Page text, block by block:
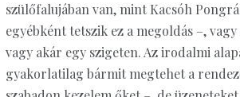
szülőfalujában van, mint Kacsóh
egyébként tetszik ez a megoldás –,
vagy akár egy szigeten. Az irodalmi
gyakorlatilag bármit megtehet a